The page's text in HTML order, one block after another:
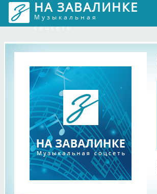
НА ЗАВАЛИНКЕ
Музыкальная
соцсеть